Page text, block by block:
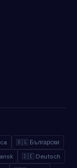
🇧🇬 Български
🇩🇪 Deutsch